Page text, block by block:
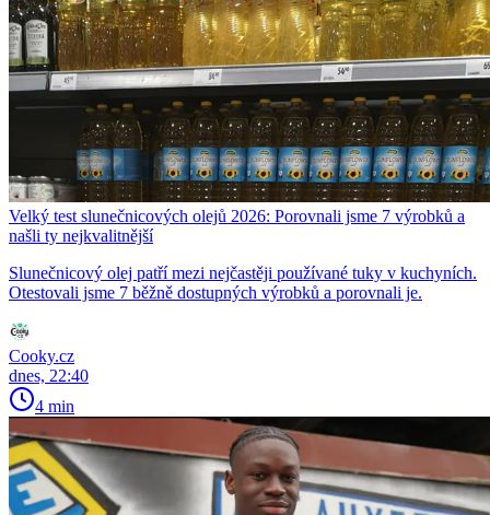
Velký test slunečnicových olejů 2026: Porovnali jsme 7 výrobků a
našli ty nejkvalitnější
Slunečnicový olej patří mezi nejčastěji používané tuky v kuchyních.
Otestovali jsme 7 běžně dostupných výrobků a porovnali je.
Cooky.cz
dnes, 22:40
4 min